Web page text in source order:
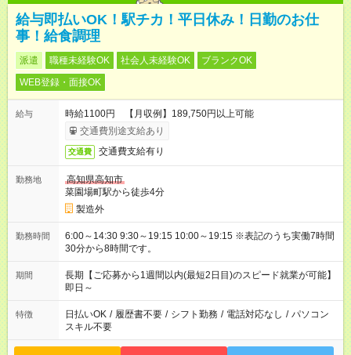
給与即払いOK！駅チカ！平日休み！日勤のお仕
事！給食調理
派遣 職種未経験OK 社会人未経験OK
ブランクOK
WEB登録・面接OK
給与
時給1100円 【月収例】189,750円以上可能
交通費別途支給あり
交通費 交通費支給有り
勤務地
高知県高知市
菜園場町駅から徒歩4分
製造外
勤務時間
6:00～14:30 9:30～19:15 10:00～19:15 ※表記のうち実働7時間
30分から8時間です。
期間
長期【ご応募から1週間以内(最短2日目)のスピード就業が可能】
即日～
特徴 日払いOK / 履歴書不要 / シフト勤務 / 電話対応なし / パソコン
スキル不要